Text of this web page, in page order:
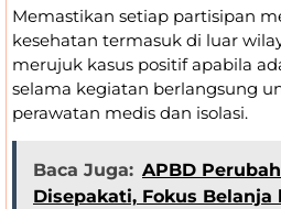
Memastikan setiap partisipan
kesehatan termasuk di luar
merujuk kasus positif apabila
selama kegiatan berlangsung
perawatan medis dan isolasi.
Baca Juga: APBD
Disepakati, Fokus Belanja